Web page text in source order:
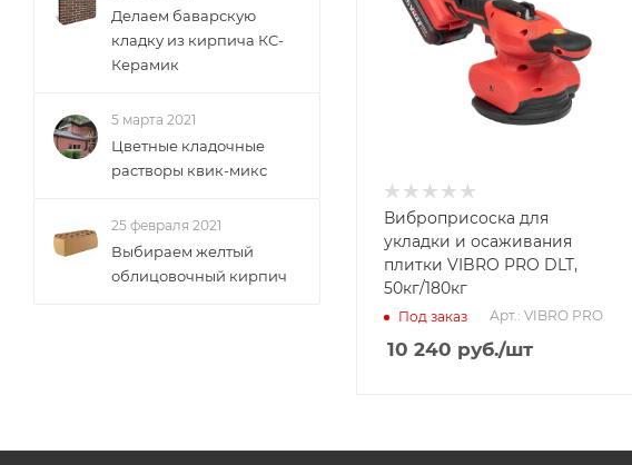
Виброприсоска для
укладки и осаживания
плитки VIBRO PRO DLT,
50кг/180кг
Под заказ Арт.: VIBRO PRO
10 240 руб./шт
Делаем баварскую
кладку из кирпича КС-
Керамик
5 марта 2021
Цветные кладочные
растворы квик-микс
25 февраля 2021
Выбираем желтый
облицовочный кирпич